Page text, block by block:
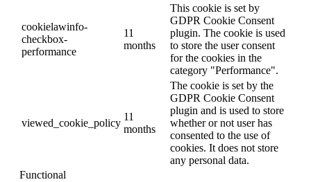
cookielawinfo-
checkbox-
performance
11
months
This cookie is set by
GDPR Cookie Consent
plugin. The cookie is used
to store the user consent
for the cookies in the
category "Performance".
viewed_cookie_policy
11
months
The cookie is set by the
GDPR Cookie Consent
plugin and is used to store
whether or not user has
consented to the use of
cookies. It does not store
any personal data.
Functional